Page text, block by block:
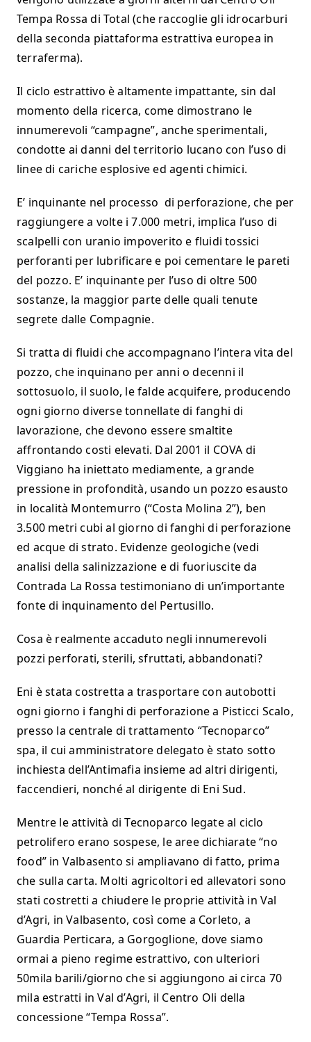
Tempa Rossa di Total (che raccoglie gli idrocarburi
della seconda piattaforma estrattiva europea in
terraferma).
Il ciclo estrattivo è altamente impattante, sin dal
momento della ricerca, come dimostrano le
innumerevoli “campagne”, anche sperimentali,
condotte ai danni del territorio lucano con l’uso di
linee di cariche esplosive ed agenti chimici.
E’ inquinante nel processo di perforazione, che per
raggiungere a volte i 7.000 metri, implica l’uso di
scalpelli con uranio impoverito e fluidi tossici
perforanti per lubrificare e poi cementare le pareti
del pozzo. E’ inquinante per l’uso di oltre 500
sostanze, la maggior parte delle quali tenute
segrete dalle Compagnie.
Si tratta di fluidi che accompagnano l’intera vita del
pozzo, che inquinano per anni o decenni il
sottosuolo, il suolo, le falde acquifere, producendo
ogni giorno diverse tonnellate di fanghi di
lavorazione, che devono essere smaltite
affrontando costi elevati. Dal 2001 il COVA di
Viggiano ha iniettato mediamente, a grande
pressione in profondità, usando un pozzo esausto
in località Montemurro (“Costa Molina 2”), ben
3.500 metri cubi al giorno di fanghi di perforazione
ed acque di strato. Evidenze geologiche (vedi
analisi della salinizzazione e di fuoriuscite da
Contrada La Rossa testimoniano di un’importante
fonte di inquinamento del Pertusillo.
Cosa è realmente accaduto negli innumerevoli
pozzi perforati, sterili, sfruttati, abbandonati?
Eni è stata costretta a trasportare con autobotti
ogni giorno i fanghi di perforazione a Pisticci Scalo,
presso la centrale di trattamento “Tecnoparco”
spa, il cui amministratore delegato è stato sotto
inchiesta dell’Antimafia insieme ad altri dirigenti,
faccendieri, nonché al dirigente di Eni Sud.
Mentre le attività di Tecnoparco legate al ciclo
petrolifero erano sospese, le aree dichiarate “no
food” in Valbasento si ampliavano di fatto, prima
che sulla carta. Molti agricoltori ed allevatori sono
stati costretti a chiudere le proprie attività in Val
d’Agri, in Valbasento, così come a Corleto, a
Guardia Perticara, a Gorgoglione, dove siamo
ormai a pieno regime estrattivo, con ulteriori
50mila barili/giorno che si aggiungono ai circa 70
mila estratti in Val d’Agri, il Centro Oli della
concessione “Tempa Rossa”.